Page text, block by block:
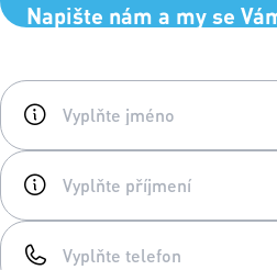
Napište nám a my se